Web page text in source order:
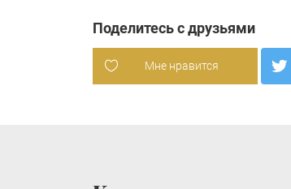
Поделитесь с друзьями
Мне нравится